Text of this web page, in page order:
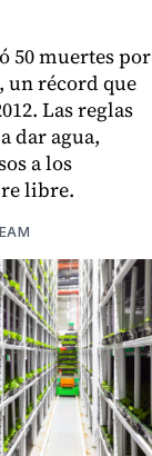
50 muertes por
un récord que
Las reglas
dar agua,
a los
libre.